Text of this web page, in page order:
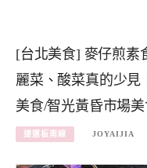
[台北美食] 麥仔煎素
麗菜、酸菜真的少見
美食/智光黃昏市場
捷運板南線 JOYAIJIA